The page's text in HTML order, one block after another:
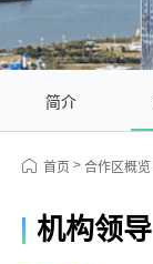
简介
首页 > 合作区概览
机构领导